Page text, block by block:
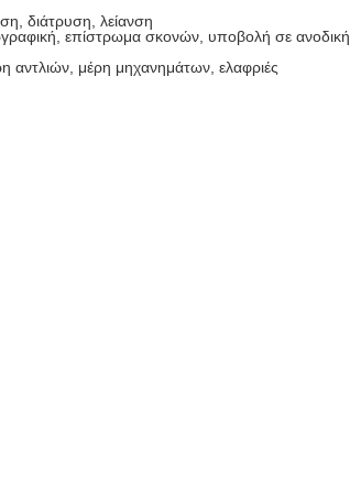
διάτρυση, λείανση
επίστρωμα σκονών, υποβολή σε ανοδική
αντλιών, μέρη μηχανημάτων, ελαφριές